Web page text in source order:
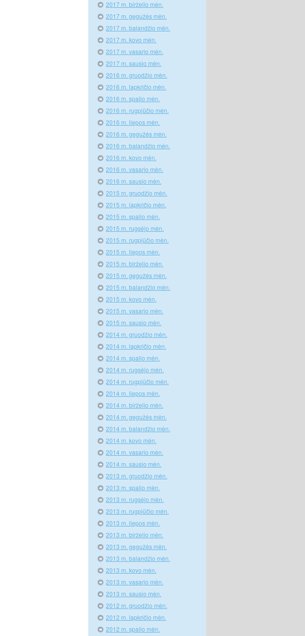
2017 m. birželio mėn.
2017 m. gegužės mėn.
2017 m. balandžio mėn.
2017 m. kovo mėn.
2017 m. vasario mėn.
2017 m. sausio mėn.
2016 m. gruodžio mėn.
2016 m. lapkričio mėn.
2016 m. spalio mėn.
2016 m. rugpjūčio mėn.
2016 m. liepos mėn.
2016 m. gegužės mėn.
2016 m. balandžio mėn.
2016 m. kovo mėn.
2016 m. vasario mėn.
2016 m. sausio mėn.
2015 m. gruodžio mėn.
2015 m. lapkričio mėn.
2015 m. spalio mėn.
2015 m. rugsėjo mėn.
2015 m. rugpjūčio mėn.
2015 m. liepos mėn.
2015 m. birželio mėn.
2015 m. gegužės mėn.
2015 m. balandžio mėn.
2015 m. kovo mėn.
2015 m. vasario mėn.
2015 m. sausio mėn.
2014 m. gruodžio mėn.
2014 m. lapkričio mėn.
2014 m. spalio mėn.
2014 m. rugsėjo mėn.
2014 m. rugpjūčio mėn.
2014 m. liepos mėn.
2014 m. birželio mėn.
2014 m. gegužės mėn.
2014 m. balandžio mėn.
2014 m. kovo mėn.
2014 m. vasario mėn.
2014 m. sausio mėn.
2013 m. gruodžio mėn.
2013 m. spalio mėn.
2013 m. rugsėjo mėn.
2013 m. rugpjūčio mėn.
2013 m. liepos mėn.
2013 m. birželio mėn.
2013 m. gegužės mėn.
2013 m. balandžio mėn.
2013 m. kovo mėn.
2013 m. vasario mėn.
2013 m. sausio mėn.
2012 m. gruodžio mėn.
2012 m. lapkričio mėn.
2012 m. spalio mėn.